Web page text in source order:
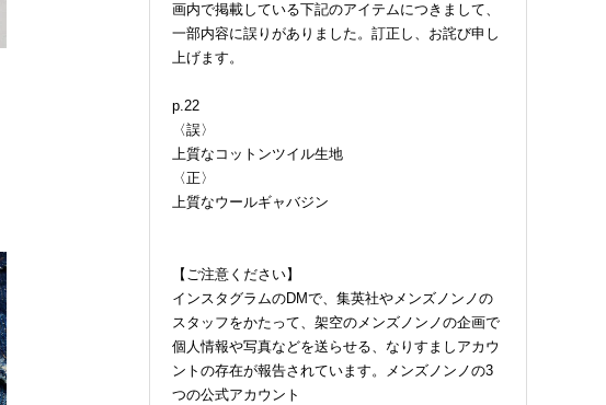
画内で掲載している下記のアイテムにつきまして、
一部内容に誤りがありました。訂正し、お詫び申し
上げます。
p.22
〈誤〉
上質なコットンツイル生地
〈正〉
上質なウールギャバジン
【ご注意ください】
インスタグラムのDMで、集英社やメンズノンノの
スタッフをかたって、架空のメンズノンノの企画で
個人情報や写真などを送らせる、なりすましアカウ
ントの存在が報告されています。メンズノンノの3
つの公式アカウント